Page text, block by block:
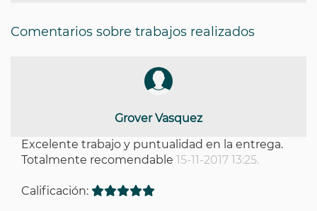
Comentarios sobre trabajos realizados
Grover Vasquez
Excelente trabajo y puntualidad en la entrega.
Totalmente recomendable 15-11-2017 13:25.
Calificación: